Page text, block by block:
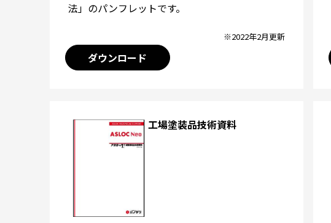
法」のパンフレットです。
※2022年2月更新
ダウンロード
工場塗装品技術資料